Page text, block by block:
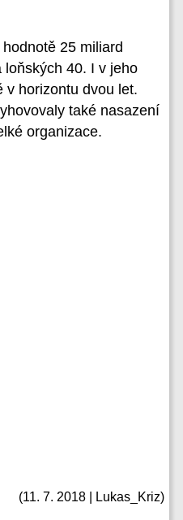
25 miliard
loňských 40. I v jeho
v horizontu dvou let.
také nasazení
organizace.
(11. 7. 2018 | Lukas_Kriz)